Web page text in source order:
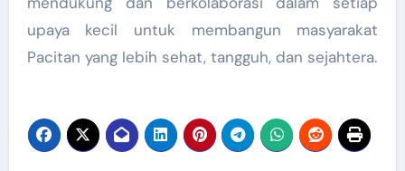
upaya kecil untuk membangun masyarakat
Pacitan yang lebih sehat, tangguh, dan sejahtera.